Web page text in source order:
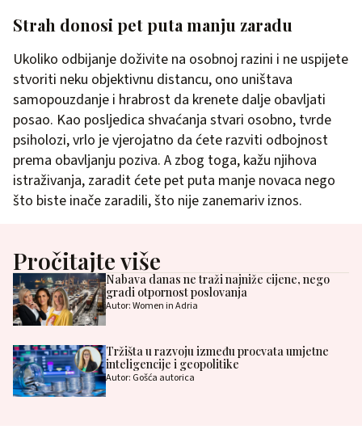
Strah donosi pet puta manju zaradu
Ukoliko odbijanje doživite na osobnoj razini i ne uspijete
stvoriti neku objektivnu distancu, ono uništava
samopouzdanje i hrabrost da krenete dalje obavljati
posao. Kao posljedica shvaćanja stvari osobno, tvrde
psiholozi, vrlo je vjerojatno da ćete razviti odbojnost
prema obavljanju poziva. A zbog toga, kažu njihova
istraživanja, zaradit ćete pet puta manje novaca nego
što biste inače zaradili, što nije zanemariv iznos.
Pročitajte više
Nabava danas ne traži najniže cijene, nego
gradi otpornost poslovanja
Autor: Women in Adria
Tržišta u razvoju između procvata umjetne
inteligencije i geopolitike
Autor: Gošća autorica